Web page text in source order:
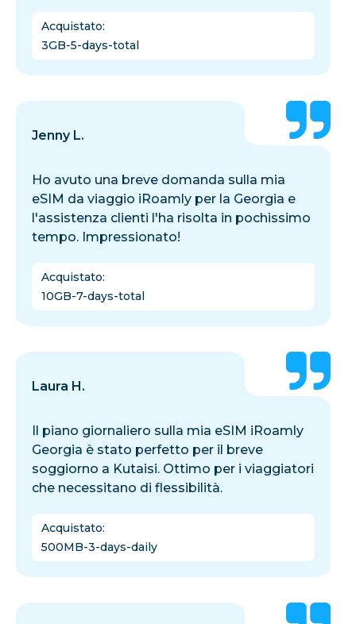
Acquistato:
3GB-5-days-total
Jenny L.
Ho avuto una breve domanda sulla mia
eSIM da viaggio iRoamly per la Georgia e
l'assistenza clienti l'ha risolta in pochissimo
tempo. Impressionato!
Acquistato:
10GB-7-days-total
Laura H.
Il piano giornaliero sulla mia eSIM iRoamly
Georgia è stato perfetto per il breve
soggiorno a Kutaisi. Ottimo per i viaggiatori
che necessitano di flessibilità.
Acquistato:
500MB-3-days-daily